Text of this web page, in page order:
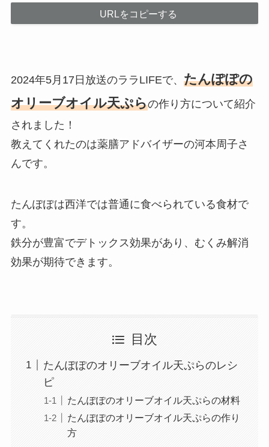
URLをコピーする
2024年5月17日放送のララLIFEで、 たんぽぽの
オリーブオイル天ぷらの作り方について紹介
されました！
教えてくれたのは薬膳アドバイザーの河本周子さ
んです。
たんぽぽは西洋では普通に食べられている食材で
す。
鉄分が豊富でデトックス効果があり、むくみ解消
効果が期待できます。
目次
たんぽぽのオリーブオイル天ぷらのレシ
ピ
たんぽぽのオリーブオイル天ぷらの材料
たんぽぽのオリーブオイル天ぷらの作り
方